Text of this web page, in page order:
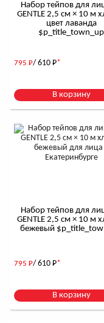
Набор тейпов для
GENTLE 2,5 см × 10 м
цвет лаванда
$р_title_town_up
795 Р/ 610 Р*
В корзину
Набор тейпов для
GENTLE 2,5 см × 10 м
бежевый
795 Р/ 610 Р*
В корзину